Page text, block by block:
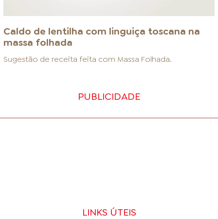
Caldo de lentilha com linguiça toscana na
massa folhada
Sugestão de receita feita com Massa Folhada.
PUBLICIDADE
LINKS ÚTEIS